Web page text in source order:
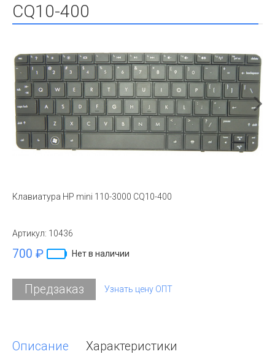
CQ10-400
Клавиатура HP mini 110-3000 CQ10-400
Артикул: 10436
700 ₽ Нет в наличии
Предзаказ Узнать цену ОПТ
Описание Характеристики